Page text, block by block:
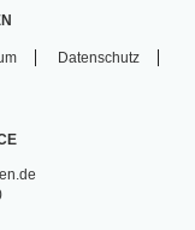
Datenschutz